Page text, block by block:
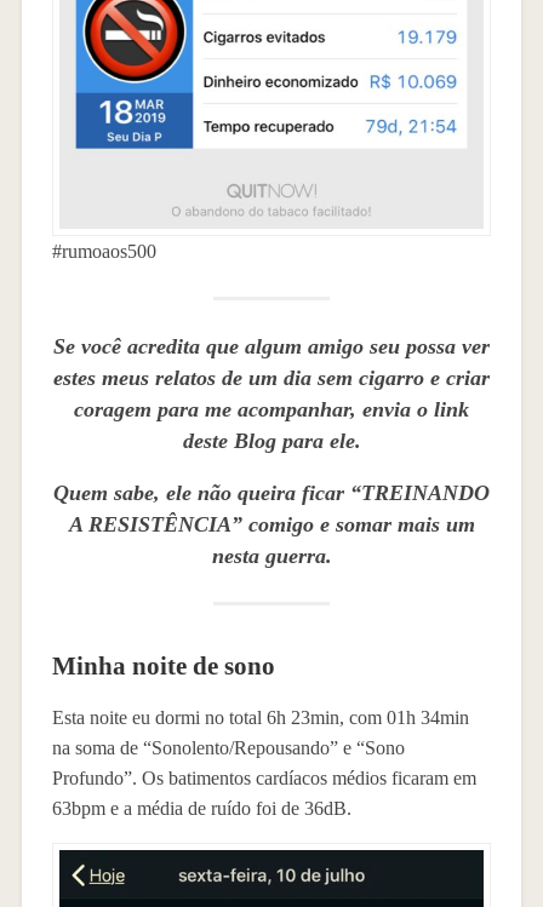
#rumoaos500
Se você acredita que algum amigo seu possa ver
estes meus relatos de um dia sem cigarro e criar
coragem para me acompanhar, envia o link
deste Blog para ele.
Quem sabe, ele não queira ficar “TREINANDO
A RESISTÊNCIA” comigo e somar mais um
nesta guerra.
Minha noite de sono
Esta noite eu dormi no total 6h 23min, com 01h 34min
na soma de “Sonolento/Repousando” e “Sono
Profundo”. Os batimentos cardíacos médios ficaram em
63bpm e a média de ruído foi de 36dB.